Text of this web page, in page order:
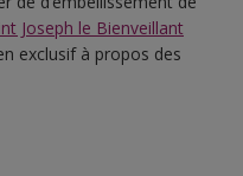
Joseph le Bienveillant
exclusif à propos des